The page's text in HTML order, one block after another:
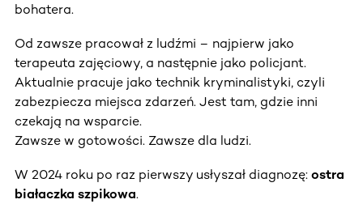
bohatera.
Od zawsze pracował z ludźmi – najpierw jako
terapeuta zajęciowy, a następnie jako policjant.
Aktualnie pracuje jako technik kryminalistyki, czyli
zabezpiecza miejsca zdarzeń. Jest tam, gdzie inni
czekają na wsparcie.
Zawsze w gotowości. Zawsze dla ludzi.
W 2024 roku po raz pierwszy usłyszał diagnozę: ostra
białaczka szpikowa.